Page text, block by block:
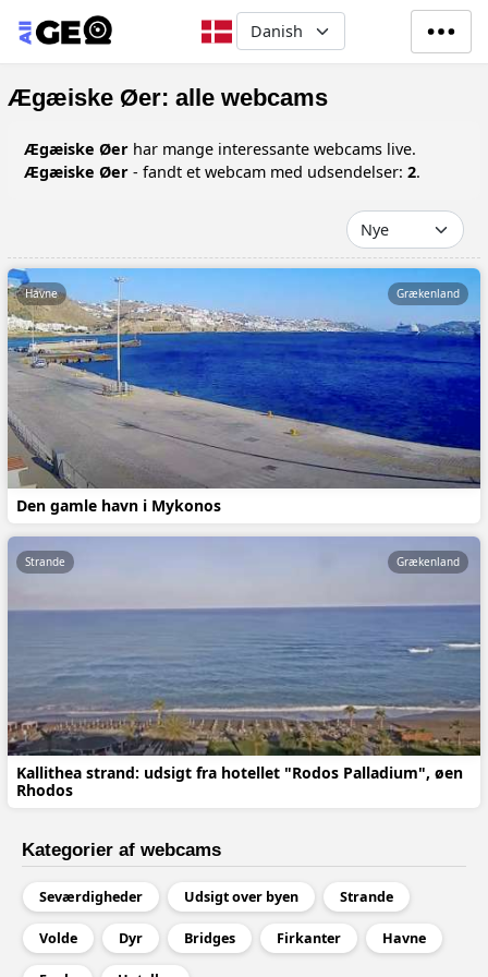
Gå til hovedindhold
Select your language
Ægæiske Øer: alle webcams
Ægæiske Øer har mange interessante webcams live.
Ægæiske Øer - fandt et webcam med udsendelser: 2.
Den gamle havn i Mykonos
Havne Grækenland
Kallithea strand: udsigt fra hotellet "Rodos Palladium", øen
Rhodos
Strande Grækenland
Kategorier af webcams
Seværdigheder Udsigt over byen Strande
Volde Dyr Bridges Firkanter Havne